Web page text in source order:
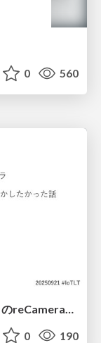
0 560
0 190